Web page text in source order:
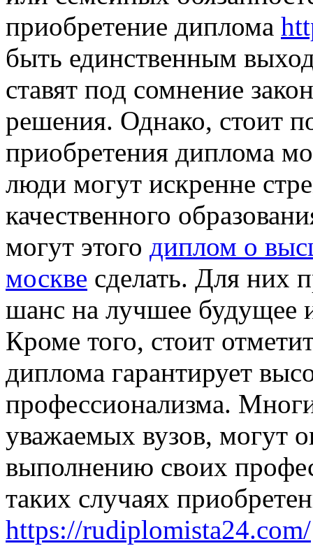
приобретение диплома
быть единственным
ставят под сомнение
решения. Однако, стоит
приобретения диплома
люди могут искренне
качественного
могут этого диплом о
москве сделать. Для них
шанс на лучшее будущее
Кроме того, стоит
диплома гарантирует
профессионализма.
уважаемых вузов, могут
выполнению своих
таких случаях
https://rudiplomista24.com/